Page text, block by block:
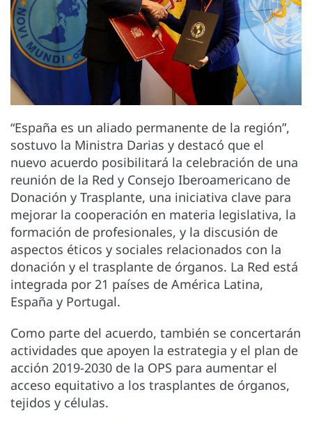
“España es un aliado permanente de la región”,
sostuvo la Ministra Darias y destacó que el
nuevo acuerdo posibilitará la celebración de una
reunión de la Red y Consejo Iberoamericano de
Donación y Trasplante, una iniciativa clave para
mejorar la cooperación en materia legislativa, la
formación de profesionales, y la discusión de
aspectos éticos y sociales relacionados con la
donación y el trasplante de órganos. La Red está
integrada por 21 países de América Latina,
España y Portugal.
Como parte del acuerdo, también se concertarán
actividades que apoyen la estrategia y el plan de
acción 2019-2030 de la OPS para aumentar el
acceso equitativo a los trasplantes de órganos,
tejidos y células.